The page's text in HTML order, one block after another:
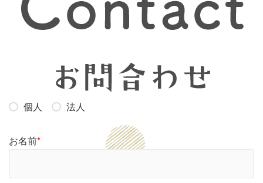
個人 法人
お名前*